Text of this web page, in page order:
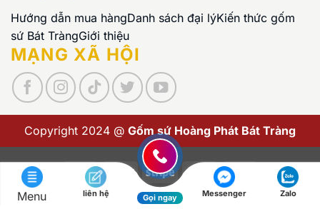
Hướng dẫn mua hàngDanh sách đại lýKiến thức gốm
sứ Bát TràngGiới thiệu
MẠNG XÃ HỘI
Copyright 2024 @ Gốm sứ Hoàng Phát Bát Tràng
Visa PayPal Stripe MasterCardCash
Copyright 2026 © Gốm sứ Hoàng Phát Bát Tràng
Menu liên hệ Gọi ngay Messenger Zalo